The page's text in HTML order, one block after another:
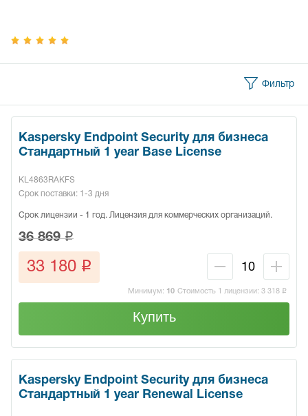
Фильтр
Kaspersky Endpoint Security для бизнеса
Стандартный 1 year Base License
KL4863RAKFS
Срок поставки: 1-3 дня
Срок лицензии - 1 год. Лицензия для коммерческих организаций.
Минимум: 10 Стоимость 1 лицензии: 3 318 q
36 869q
33 180 q
Купить
Kaspersky Endpoint Security для бизнеса
Стандартный 1 year Renewal License